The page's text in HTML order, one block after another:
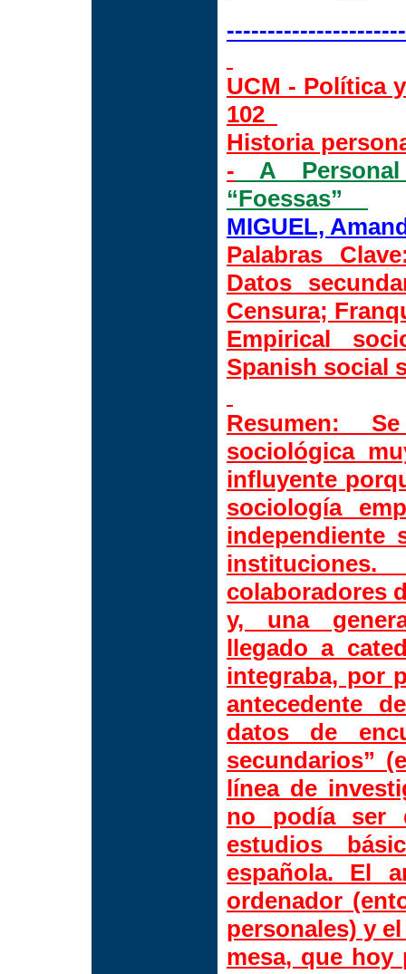
UCM - Política
102
Historia
- A
“Foessas”
MIGUEL,
Palabras Clave
Datos
Censura;
Empirical
Spanish social
Resumen: Se
sociológica
influyente
sociología
independiente
colaboradores
y, una
llegado a
integraba, por
antecedente
datos de
secundarios”
línea de
no podía ser
estudios
española. El
ordenador
personales) y
mesa, que hoy